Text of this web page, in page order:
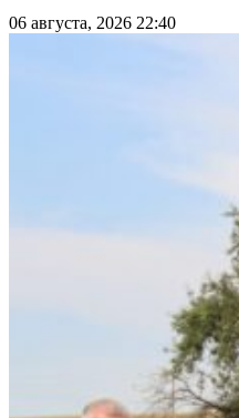
06 августа, 2026 22:40